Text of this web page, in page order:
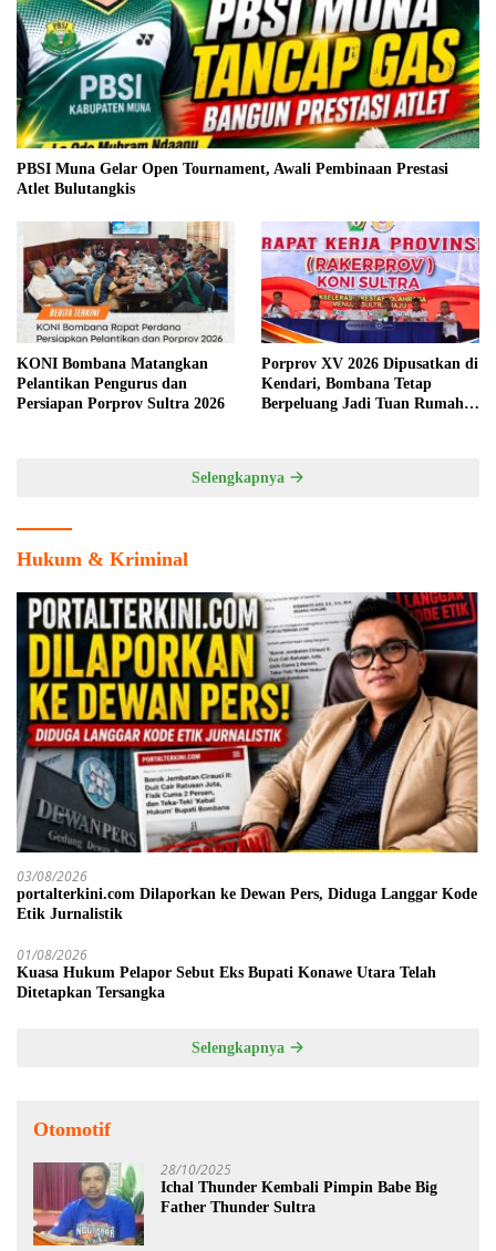
PBSI Muna Gelar Open Tournament, Awali Pembinaan Prestasi
Atlet Bulutangkis
KONI Bombana Matangkan
Pelantikan Pengurus dan
Persiapan Porprov Sultra 2026
Porprov XV 2026 Dipusatkan di
Kendari, Bombana Tetap
Berpeluang Jadi Tuan Rumah
Selengkapnya
Hukum & Kriminal
03/08/2026
portalterkini.com Dilaporkan ke Dewan Pers, Diduga Langgar Kode
Etik Jurnalistik
01/08/2026
Kuasa Hukum Pelapor Sebut Eks Bupati Konawe Utara Telah
Ditetapkan Tersangka
Selengkapnya
Otomotif
28/10/2025
Ichal Thunder Kembali Pimpin Babe Big
Father Thunder Sultra